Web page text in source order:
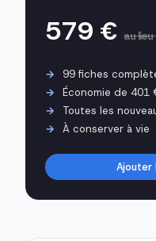
579 €au
99 fiches
Économie de 401
Toutes les
À conserver à vie
Ajouter